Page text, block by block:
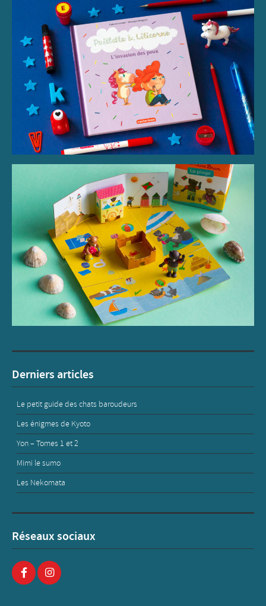
Derniers articles
Le petit guide des chats baroudeurs
Les énigmes de Kyoto
Yon – Tomes 1 et 2
Mimi le sumo
Les Nekomata
Réseaux sociaux